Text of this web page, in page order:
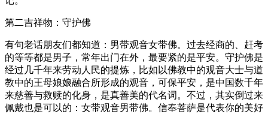
第二吉祥物：守护佛
有句老话朋友们都知道：男带观音女带佛。过去经商的、赶考
的等等都是男子，常年出门在外，最要紧的是平安。守护佛是
经过几千年来劳动人民的提炼，比如以佛教中的观音大士与道
教中的王母娘娘融合所形成的观音，可保平安，是中国数千年
来慈善与救赎的化身，是真善美的代名词。不过，其实倒过来
佩戴也是可以的：女带观音男带佛。信奉菩萨是代表你的美好